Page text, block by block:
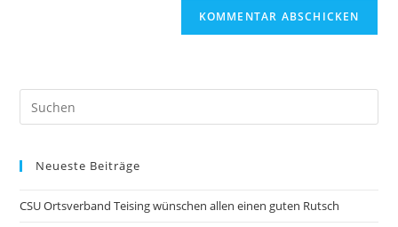
Neueste Beiträge
CSU Ortsverband Teising wünschen allen einen guten Rutsch